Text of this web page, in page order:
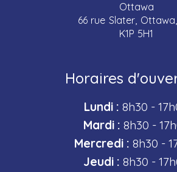
Ottawa
66 rue Slater,
K1P 5H1
Horaires
Lundi : 8h30 -
Mardi : 8h30 -
Mercredi : 8h30 -
Jeudi : 8h30 -